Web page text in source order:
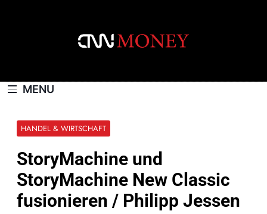
MENU
HANDEL & WIRTSCHAFT
StoryMachine und
StoryMachine New Classic
fusionieren / Philipp Jessen